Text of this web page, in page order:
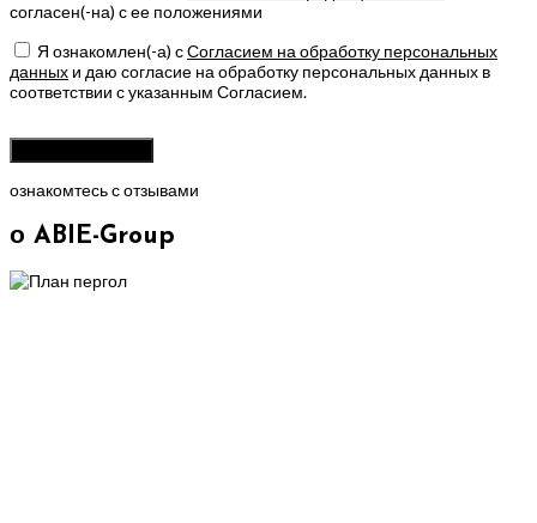
согласен(-на) с ее положениями
Я ознакомлен(-а) сСогласием на обработку персональных
данных и даю согласие на обработку персональных данных в
соответствии с указанным Согласием.
пустым.
ознакомтесь с отзывами
о ABIE-Group